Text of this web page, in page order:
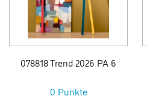
078818 Trend 2026 PA 6
0 Punkte